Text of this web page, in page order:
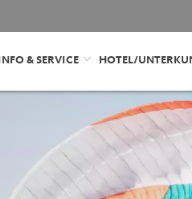
INFO & SERVICE HOTEL/